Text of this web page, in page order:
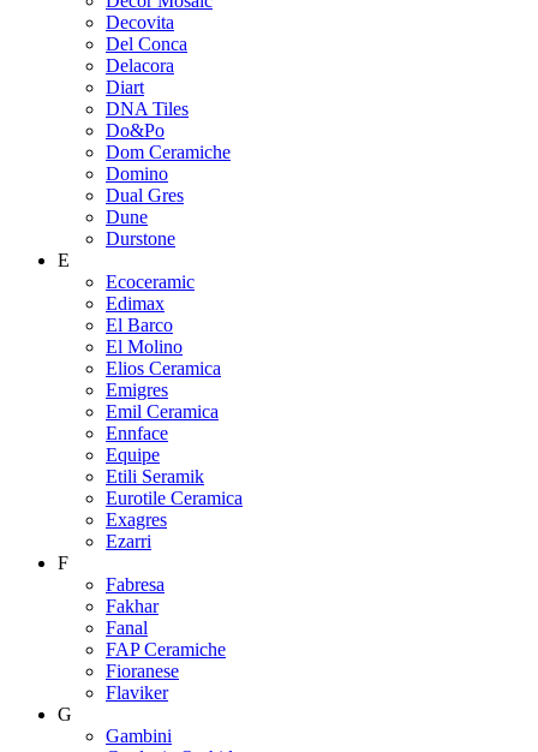
Decovita
Del Conca
Delacora
Diart
DNA Tiles
Do&Po
Dom Ceramiche
Domino
Dual Gres
Dune
Durstone
E
Ecoceramic
Edimax
El Barco
El Molino
Elios Ceramica
Emigres
Emil Ceramica
Ennface
Equipe
Etili Seramik
Eurotile Ceramica
Exagres
Ezarri
F
Fabresa
Fakhar
Fanal
FAP Ceramiche
Fioranese
Flaviker
G
Gambini